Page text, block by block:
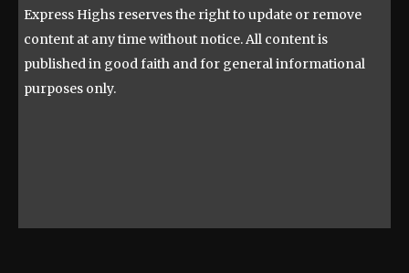
Express Highs reserves the right to update or remove
content at any time without notice. All content is
published in good faith and for general informational
purposes only.